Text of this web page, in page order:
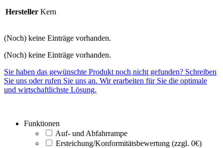
Hersteller Kern
(Noch) keine Einträge vorhanden.
(Noch) keine Einträge vorhanden.
Sie haben das gewünschte Produkt noch nicht gefunden? Schreiben
Sie uns oder rufen Sie uns an. Wir erarbeiten für Sie die optimale
und wirtschaftlichste Lösung.
Funktionen
Auf- und Abfahrrampe
Ersteichung/Konformitätsbewertung (zzgl. 0€)